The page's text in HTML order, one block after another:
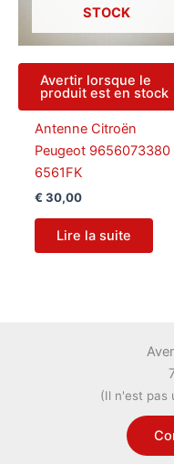
STOCK
Avertir lorsque le
produit est en stock
Antenne Citroën
Peugeot 9656073380
6561FK
€ 30,00
Lire la suite
(Il n'est pas